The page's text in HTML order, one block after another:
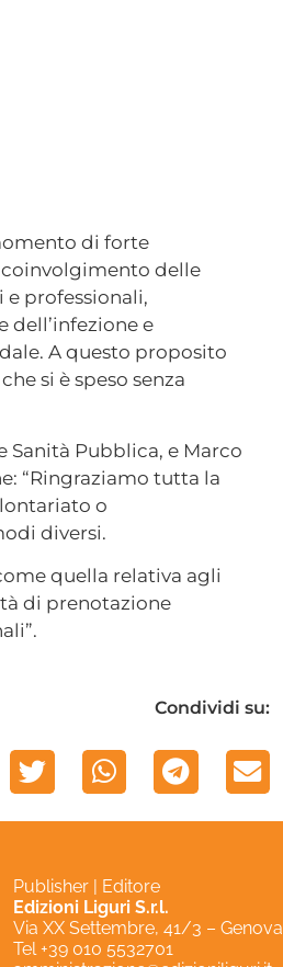
di forte
delle
professionali,
e
A questo proposito
si è speso senza
Sanità Pubblica, e Marco
“Ringraziamo tutta la
o
diversi.
quella relativa agli
di prenotazione
Condividi su:
Publisher | Editore
Edizioni Liguri S.r.l.
Via XX Settembre, 41/3 – Genova
Tel +39 010 5532701